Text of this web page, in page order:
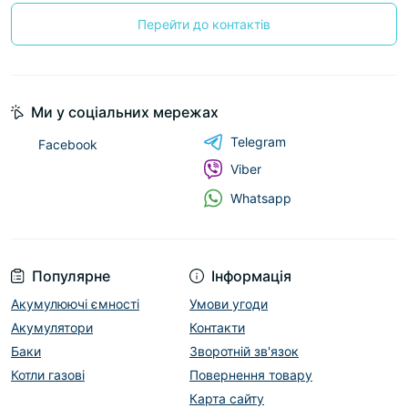
Перейти до контактів
Популярне
Акумулюючі ємності
Акумулятори
Баки
Котли газові
Інформація
Умови угоди
Контакти
Зворотній зв'язок
Повернення товару
Карта сайту
Ми у соціальних мережах
Facebook
Telegram
Viber
Whatsapp